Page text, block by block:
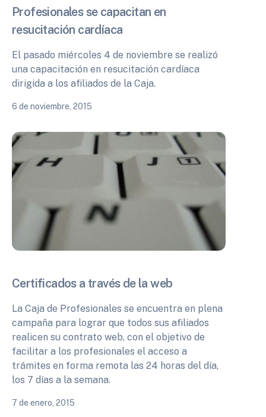
Profesionales se capacitan en
resucitación cardíaca
El pasado miércoles 4 de noviembre se realizó
una capacitación en resucitación cardíaca
dirigida a los afiliados de la Caja.
6 de noviembre, 2015
Certificados a través de la web
La Caja de Profesionales se encuentra en plena
campaña para lograr que todos sus afiliados
realicen su contrato web, con el objetivo de
facilitar a los profesionales el acceso a
trámites en forma remota las 24 horas del día,
los 7 días a la semana.
7 de enero, 2015